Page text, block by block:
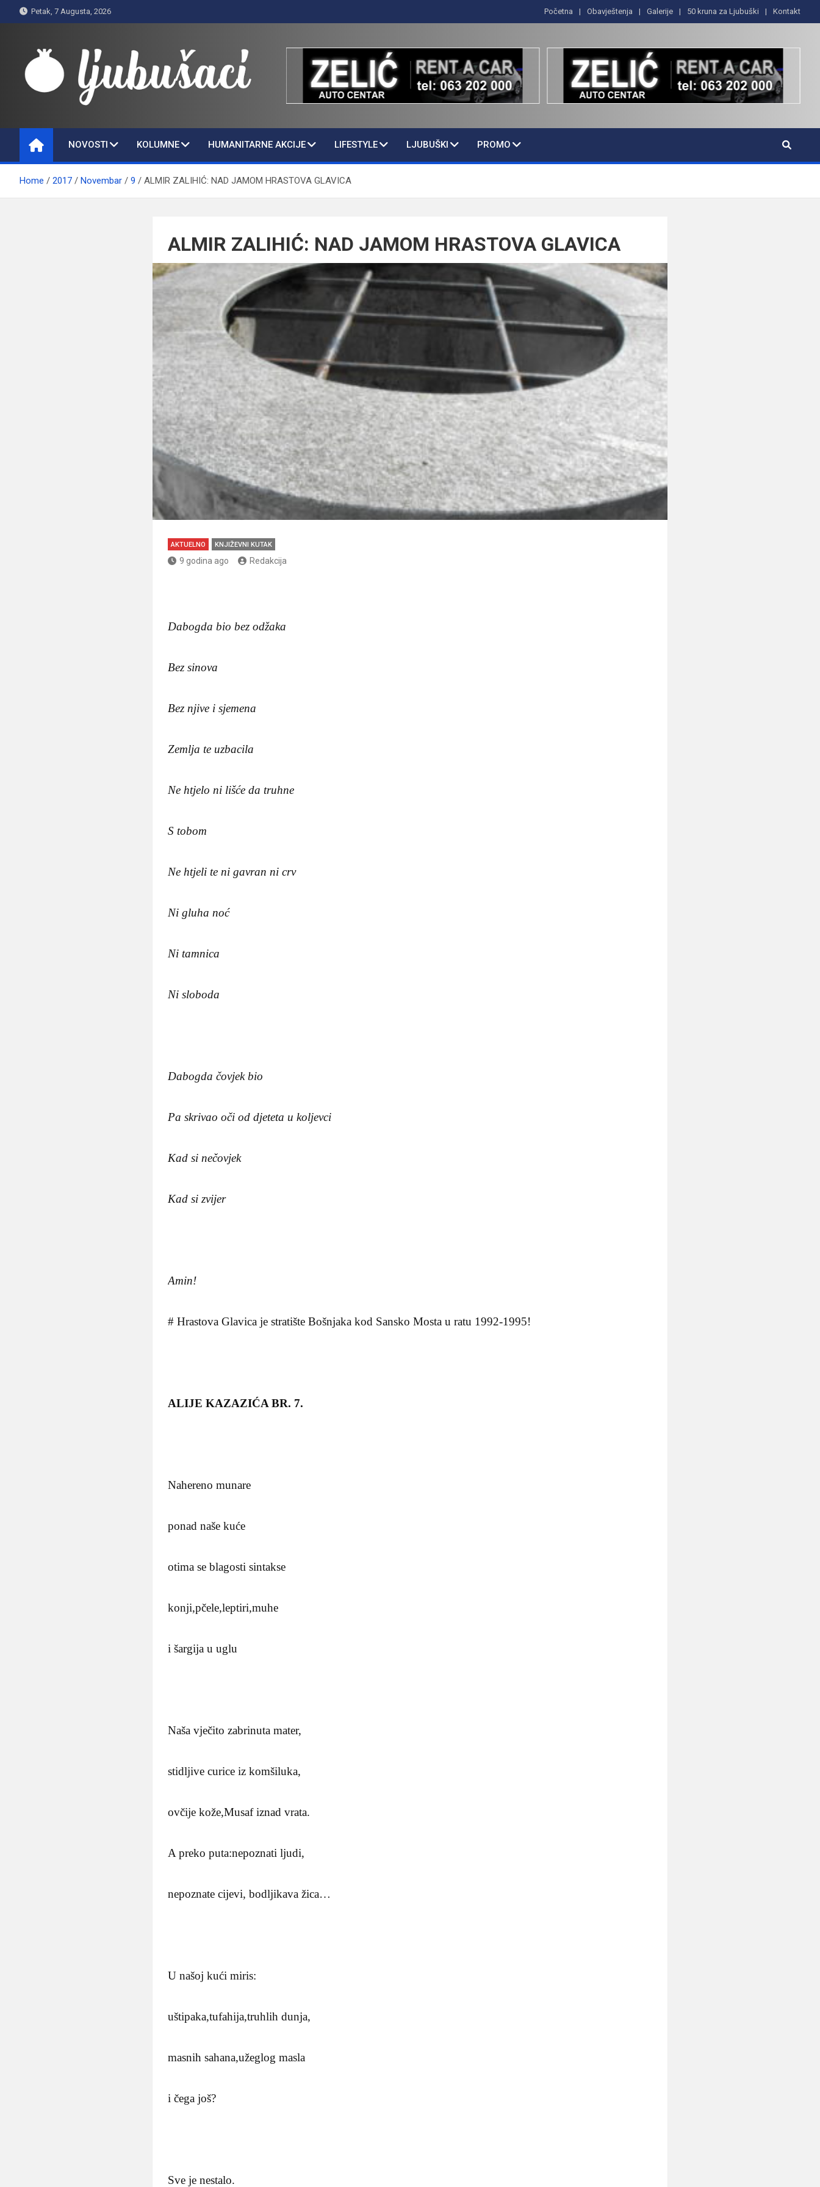
to
Petak, 7 Augusta, 2026 Početna Obavještenja Galerije 50 kruna za Ljubuški Kontakt
Ljubušaci
NOVOSTI KOLUMNE HUMANITARNE AKCIJE LIFESTYLE LJUBUŠKI PROMO
Home 2017 Novembar 9 ALMIR ZALIHIĆ: NAD JAMOM HRASTOVA GLAVICA
ALMIR ZALIHIĆ: NAD JAMOM HRASTOVA GLAVICA
AKTUELNO KNJIŽEVNI KUTAK
9 godina ago Redakcija
Dabogda bio bez odžaka
Bez sinova
Bez njive i sjemena
Zemlja te uzbacila
Ne htjelo ni lišće da truhne
S tobom
Ne htjeli te ni gavran ni crv
Ni gluha noć
Ni tamnica
Ni sloboda
Dabogda čovjek bio
Pa skrivao oči od djeteta u koljevci
Kad si nečovjek
Kad si zvijer
Amin!
# Hrastova Glavica je stratište Bošnjaka kod Sansko Mosta u ratu 1992-1995!
ALIJE KAZAZIĆA BR. 7.
Nahereno munare
ponad naše kuće
otima se blagosti sintakse
konji,pčele,leptiri,muhe
i šargija u uglu
Naša vječito zabrinuta mater,
stidljive curice iz komšiluka,
ovčije kože,Musaf iznad vrata.
A preko puta:nepoznati ljudi,
nepoznate cijevi, bodljikava žica…
U našoj kući miris:
uštipaka,tufahija,truhlih dunja,
masnih sahana,užeglog masla
i čega još?
Sve je nestalo.